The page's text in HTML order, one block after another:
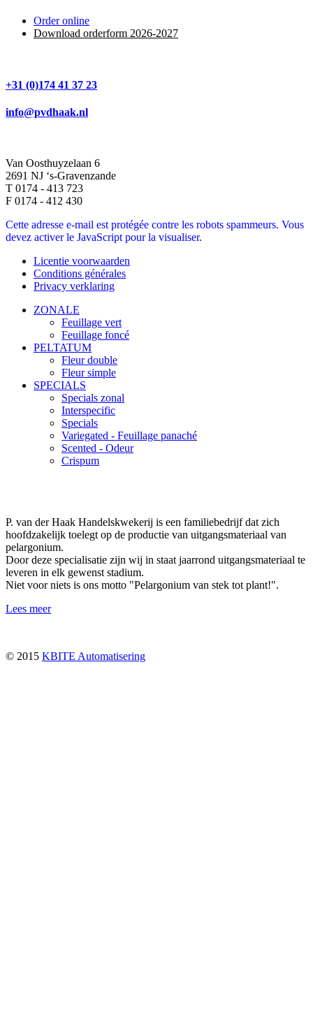
Order online
Download orderform 2026-2027
+31 (0)174 41 37 23
info@pvdhaak.nl
Van Oosthuyzelaan 6
2691 NJ ‘s-Gravenzande
T 0174 - 413 723
F 0174 - 412 430
Cette adresse e-mail est protégée contre les robots spammeurs. Vous
devez activer le JavaScript pour la visualiser.
Licentie voorwaarden
Conditions générales
Privacy verklaring
ZONALE
Feuillage vert
Feuillage foncé
PELTATUM
Fleur double
Fleur simple
SPECIALS
Specials zonal
Interspecific
Specials
Variegated - Feuillage panaché
Scented - Odeur
Crispum
P. van der Haak Handelskwekerij is een familiebedrijf dat zich
hoofdzakelijk toelegt op de productie van uitgangsmateriaal van
pelargonium.
Door deze specialisatie zijn wij in staat jaarrond uitgangsmateriaal te
leveren in elk gewenst stadium.
Niet voor niets is ons motto "Pelargonium van stek tot plant!".
Lees meer
© 2015 KBITE Automatisering